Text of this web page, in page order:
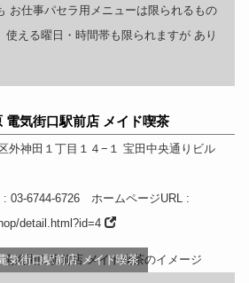
お仕事パセラ用メニューは限られるもの
使える曜日・時間帯も限られますが あり
電気街口駅前店 メイド喫茶
外神田１丁目１４−１ 宝田中央通りビル
: 03-6744-6726 ホームページURL:
detail.html?id=4
気街口駅前店 メイド喫茶